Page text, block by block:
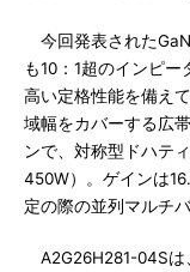
今回発表された
も10：1超のインピ
高い定格性能を備え
域幅をカバーする広
ンで、対称型ドハテ
450W）。ゲインは
定の際の並列マルチ
A2G26H281-04Sは